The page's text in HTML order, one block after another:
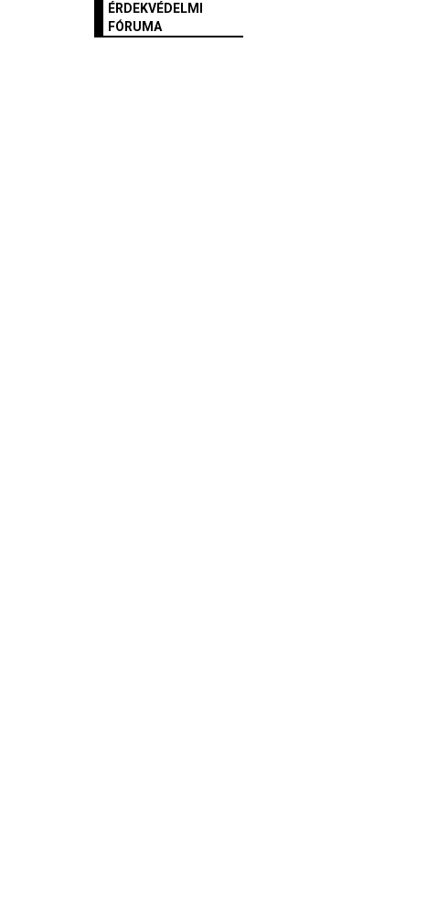
ÉRDEKVÉDELMI
FÓRUMA